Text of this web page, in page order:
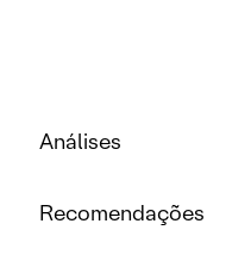
Análises
Recomendações